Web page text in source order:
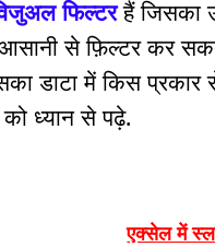
फिल्टरहैं जिसका
से फ़िल्टर कर
डाटा में किस
ध्यान से पढ़े.
एक्सेल में